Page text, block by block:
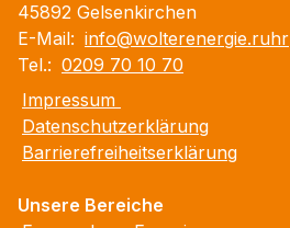
45892 Gelsenkirchen
E-Mail: info@wolterenergie.ruhr
Tel.: 0209 70 10 70
Impressum
Datenschutzerklärung
Barrierefreiheitserklärung
Unsere Bereiche